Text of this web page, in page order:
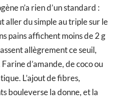
n’a rien d’un standard :
aller du simple au triple sur le
pains affichent moins de 2 g
allègrement ce seuil,
d’amande, de coco ou
L’ajout de fibres,
bouleverse la donne, et la